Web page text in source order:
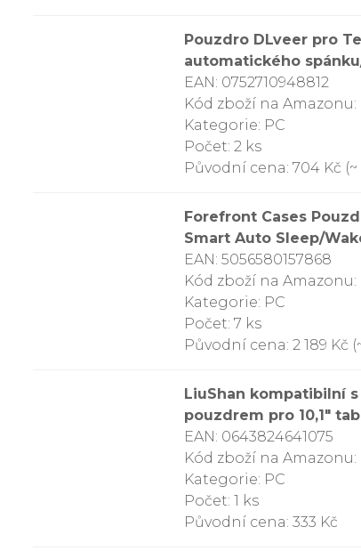
Pouzdro DLveer pro
automatického
EAN: 0752710948812
Kód zboží na Amazonu:
Kategorie: PC
Počet: 2 ks
Původní cena: 704 Kč (~
Forefront Cases
Smart Auto Sleep/
EAN: 5056580157868
Kód zboží na Amazonu:
Kategorie: PC
Počet: 7 ks
Původní cena: 2 189 Kč
LiuShan kompatibilní
pouzdrem pro 10,1″
EAN: 0643824641075
Kód zboží na Amazonu:
Kategorie: PC
Počet: 1 ks
Původní cena: 333 Kč